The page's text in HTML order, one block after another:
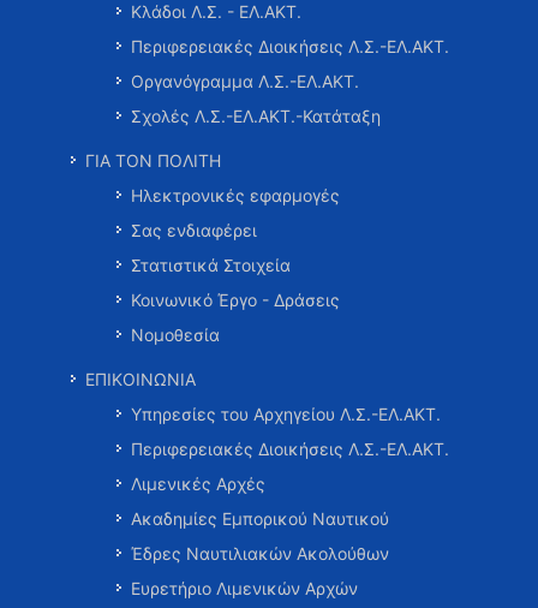
Κλάδοι Λ.Σ. - ΕΛ.ΑΚΤ.
Περιφερειακές Διοικήσεις Λ.Σ.-ΕΛ.ΑΚΤ.
Οργανόγραμμα Λ.Σ.-ΕΛ.ΑΚΤ.
Σχολές Λ.Σ.-ΕΛ.ΑΚΤ.-Κατάταξη
ΓΙΑ ΤΟΝ ΠΟΛΙΤΗ
Ηλεκτρονικές εφαρμογές
Σας ενδιαφέρει
Στατιστικά Στοιχεία
Κοινωνικό Έργο - Δράσεις
Νομοθεσία
ΕΠΙΚΟΙΝΩΝΙΑ
Υπηρεσίες του Αρχηγείου Λ.Σ.-ΕΛ.ΑΚΤ.
Περιφερειακές Διοικήσεις Λ.Σ.-ΕΛ.ΑΚΤ.
Λιμενικές Αρχές
Ακαδημίες Εμπορικού Ναυτικού
Έδρες Ναυτιλιακών Ακολούθων
Ευρετήριο Λιμενικών Αρχών